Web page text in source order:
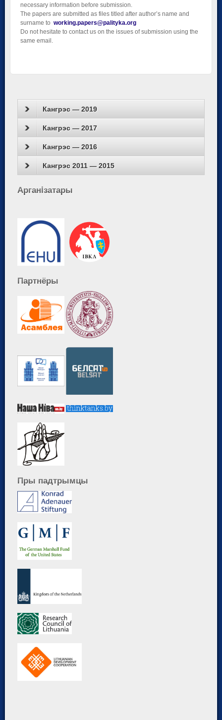
Кангрэс — 2019
Кангрэс — 2017
Кангрэс — 2016
Кангрэс 2011 — 2015
Арганiзатары
Партнёры
Пры падтрымцы
necessary information before submission.
The papers are submitted as files titled after author’s name and
surname to working.papers@palityka.org
Do not hesitate to contact us on the issues of submission using the
same email.